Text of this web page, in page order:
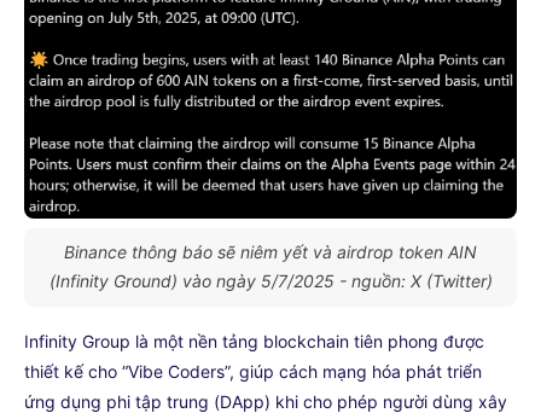
Binance thông báo sẽ niêm yết và airdrop token AIN
(Infinity Ground) vào ngày 5/7/2025 - nguồn: X (Twitter)
Infinity Group là một nền tảng blockchain tiên phong được
thiết kế cho “Vibe Coders”, giúp cách mạng hóa phát triển
ứng dụng phi tập trung (DApp) khi cho phép người dùng xây